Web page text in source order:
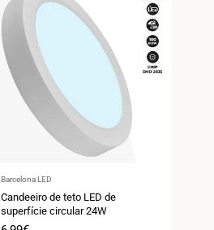
Fornecedor:
Barcelona LED
Candeeiro de teto LED de
superfície circular 24W